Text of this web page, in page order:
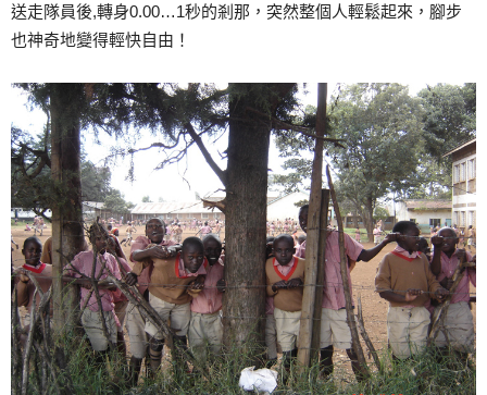
送走隊員後,轉身0.00…1秒的剎那，突然整個人輕鬆起來，腳步
也神奇地變得輕快自由！